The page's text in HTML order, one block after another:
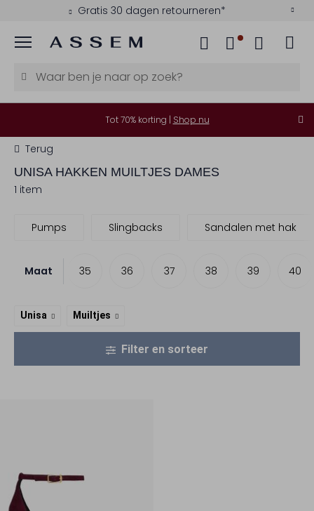
Gratis 30 dagen retourneren*
Menu
Tot 70% korting | Shop nu
Terug
UNISAHAKKEN MUILTJES DAMES
1 item
Pumps Slingbacks Sandalen met hak
Maat 35 36 37 38 39 40
Unisa Muiltjes
Filter en sorteer